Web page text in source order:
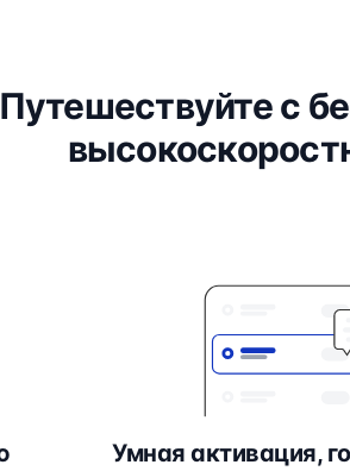
Путешествуйте с
Умная активация,